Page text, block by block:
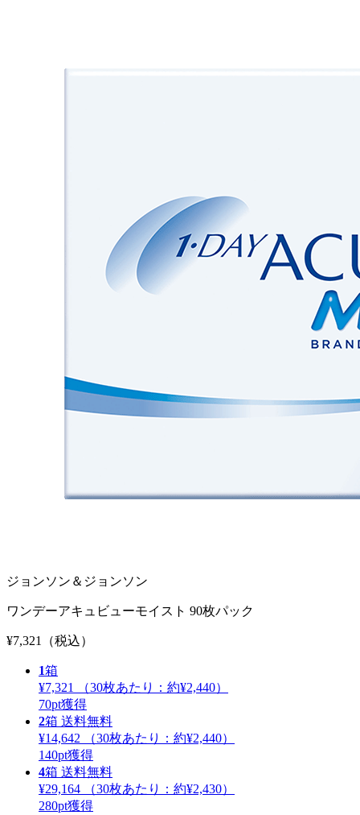
ジョンソン＆ジョンソン
ワンデーアキュビューモイスト 90枚パック
¥7,321 （税込）
1箱
¥7,321
（30枚あたり： 約¥2,440）
70pt獲得
2箱 送料無料
¥14,642
（30枚あたり： 約¥2,440）
140pt獲得
4箱 送料無料
¥29,164
（30枚あたり： 約¥2,430）
280pt獲得